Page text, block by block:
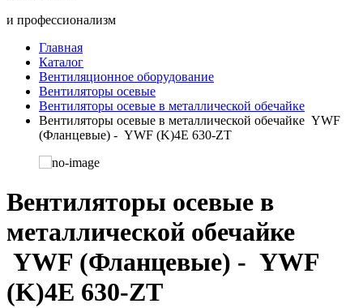
и профессионализм
Главная
Каталог
Вентиляционное оборудование
Вентиляторы осевые
Вентиляторы осевые в металлической обечайке
Вентиляторы осевые в металлической обечайке YWF
(Фланцевые) - YWF (K)4E 630-ZT
Вентиляторы осевые в
металлической обечайке
YWF (Фланцевые) - YWF
(K)4E 630-ZT